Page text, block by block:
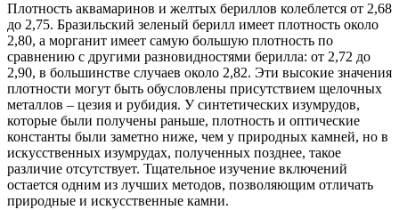
Плотность аквамаринов и желтых бериллов колеблется от 2,68
до 2,75. Бразильский зеленый берилл имеет плотность около
2,80, а морганит имеет самую большую плотность по
сравнению с другими разновидностями берилла: от 2,72 до
2,90, в большинстве случаев около 2,82. Эти высокие значения
плотности могут быть обусловлены присутствием щелочных
металлов – цезия и рубидия. У синтетических изумрудов,
которые были получены раньше, плотность и оптические
константы были заметно ниже, чем у природных камней, но в
искусственных изумрудах, полученных позднее, такое
различие отсутствует. Тщательное изучение включений
остается одним из лучших методов, позволяющим отличать
природные и искусственные камни.